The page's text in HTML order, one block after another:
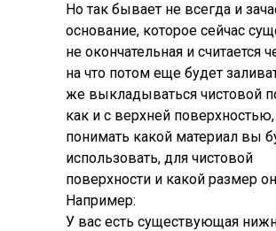
Но так бывает не всегда и
основание, которое сейчас
не окончательная и считается
на что потом еще будет
же выкладываться чистовой
как и с верхней
понимать какой материал вы
использовать, для чистовой
поверхности и какой размер
Например:
У вас есть существующая